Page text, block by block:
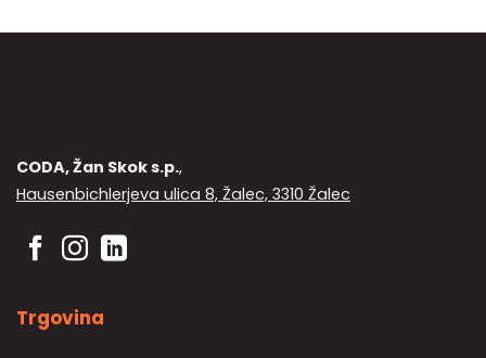
CODA, Žan Skok s.p.,
Hausenbichlerjeva ulica 8, Žalec, 3310 Žalec
Trgovina